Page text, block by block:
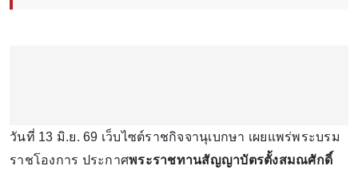
วันที่ 13 มิ.ย. 69 เว็บไซต์ราชกิจจานุเบกษา เผยแพร่พระบรม
ราชโองการ ประกาศพระราชทานสัญญาบัตรตั้งสมณศักดิ์